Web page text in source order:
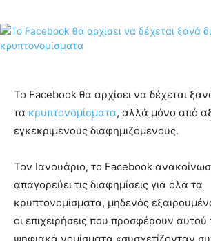
Το Facebook θα αρχίσει να δέχεται
τα κρυπτονομίσματα, αλλά μόνο από
εγκεκριμένους διαφημιζόμενους.
Τον Ιανουάριο, το Facebook
απαγορεύει τις διαφημίσεις για όλα τα
κρυπτονομίσματα, μηδενός
οι επιχειρήσεις που προσφέρουν αυτού
ψηφιακά νομίσματα «συσχετίζονταν